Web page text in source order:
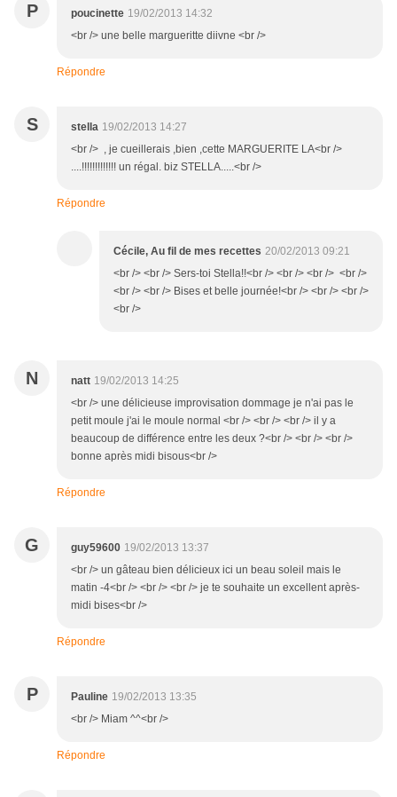
P poucinette 19/02/2013 14:32
<br /> une belle margueritte diivne <br />
Répondre
S stella 19/02/2013 14:27
<br /> , je cueillerais ,bien ,cette MARGUERITE LA<br />
....!!!!!!!!!!!!! un régal. biz STELLA.....<br />
Répondre
Cécile, Au fil de mes recettes 20/02/2013 09:21
<br /> <br /> Sers-toi Stella!!<br /> <br /> <br /> <br />
<br /> <br /> Bises et belle journée!<br /> <br /> <br />
<br />
N natt 19/02/2013 14:25
<br /> une délicieuse improvisation dommage je n'ai pas le
petit moule j'ai le moule normal <br /> <br /> <br /> il y a
beaucoup de différence entre les deux ?<br /> <br /> <br />
bonne après midi bisous<br />
Répondre
G guy59600 19/02/2013 13:37
<br /> un gâteau bien délicieux ici un beau soleil mais le
matin -4<br /> <br /> <br /> je te souhaite un excellent après-
midi bises<br />
Répondre
P Pauline 19/02/2013 13:35
<br /> Miam ^^<br />
Répondre